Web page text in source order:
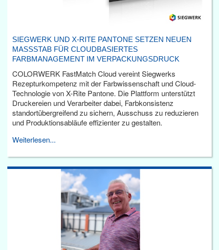
SIEGWERK UND X-RITE PANTONE SETZEN NEUEN
MASSSTAB FÜR CLOUDBASIERTES F
ARBMANAGEMENT IM VERPACKUNGSDRUCK
COLORWERK FastMatch Cloud vereint Siegwerks
Rezepturkompetenz mit der Farbwissenschaft und Cloud-
Technologie von X-Rite Pantone. Die Plattform unterstützt
Druckereien und Verarbeiter dabei, Farbkonsistenz
standortübergreifend zu sichern, Ausschuss zu reduzieren
und Produktionsabläufe effizienter zu gestalten.
Weiterlesen...